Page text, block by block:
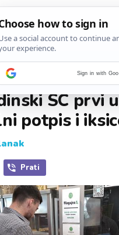
aww vrh!
SC prvi
potpis i
Prati
Sign in with